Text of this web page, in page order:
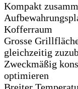
Kompakt
Kofferraum
Grosse
gleichzeitig
Zweckmäßig
optimieren